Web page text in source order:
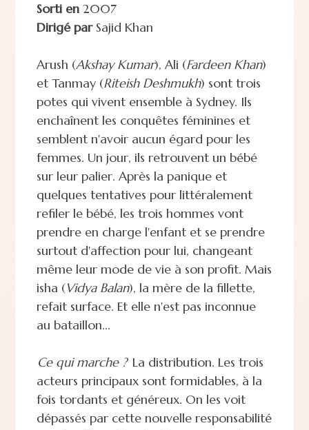
Sorti en 2007
Dirigé parSajid Khan
Arush (Akshay Kumar), Ali (Fardeen Khan)
et Tanmay (Riteish Deshmukh) sont trois
potes qui vivent ensemble à Sydney. Ils
enchaînent les conquêtes féminines et
semblent n'avoir aucun égard pour les
femmes. Un jour, ils retrouvent un bébé
sur leur palier. Après la panique et
quelques tentatives pour littéralement
refiler le bébé, les trois hommes vont
prendre en charge l'enfant et se prendre
surtout d'affection pour lui, changeant
même leur mode de vie à son profit. Mais
isha (Vidya Balan), la mère de la fillette,
refait surface. Et elle n'est pas inconnue
au bataillon...
Ce qui marche ? La distribution. Les trois
acteurs principaux sont formidables, à la
fois tordants et généreux. On les voit
dépassés par cette nouvelle responsabilité